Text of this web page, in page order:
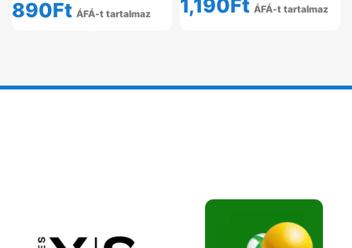
890Ft ÁFÁ-t tartalmaz 1,190Ft ÁFÁ-t tartalmaz